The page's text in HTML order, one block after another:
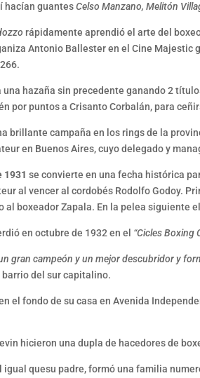
hacían guantesCelso Manzano, Melitón
rápidamente aprendió el arte del
Antonio Ballester en el Cine Majestic
una hazaña sin precedente ganando 2
por puntos a Crisanto Corbalán, para
brillante campaña en los rings de la
en Buenos Aires, cuyo delegado y
1931 se convierte en una fecha histórica
al vencer al cordobés Rodolfo Godoy.
al boxeador Zapala. En la pelea siguiente
en octubre de 1932 en el “Cicles Boxing
gran campeón y un mejor descubridor y
del sur capitalino.
el fondo de su casa en Avenida
hicieron una dupla de hacedores de
igual quesu padre, formó una familia